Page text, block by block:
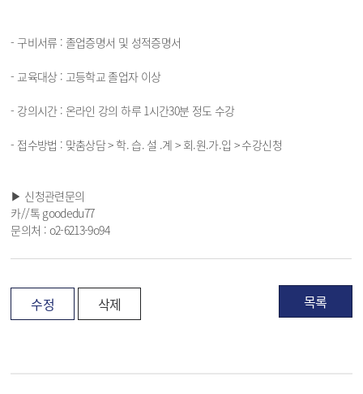
- 구비서류 : 졸업증명서 및 성적증명서
- 교육대상 : 고등학교 졸업자 이상
- 강의시간 : 온라인 강의 하루 1시간30분 정도 수강
- 접수방법 : 맞춤상담 > 학. 습. 설 .계 > 회.원.가.입 > 수강신청
▶ 신청관련문의
카//톡 goodedu77
문의처 : o2-6213-9o94
수정 삭제 목록